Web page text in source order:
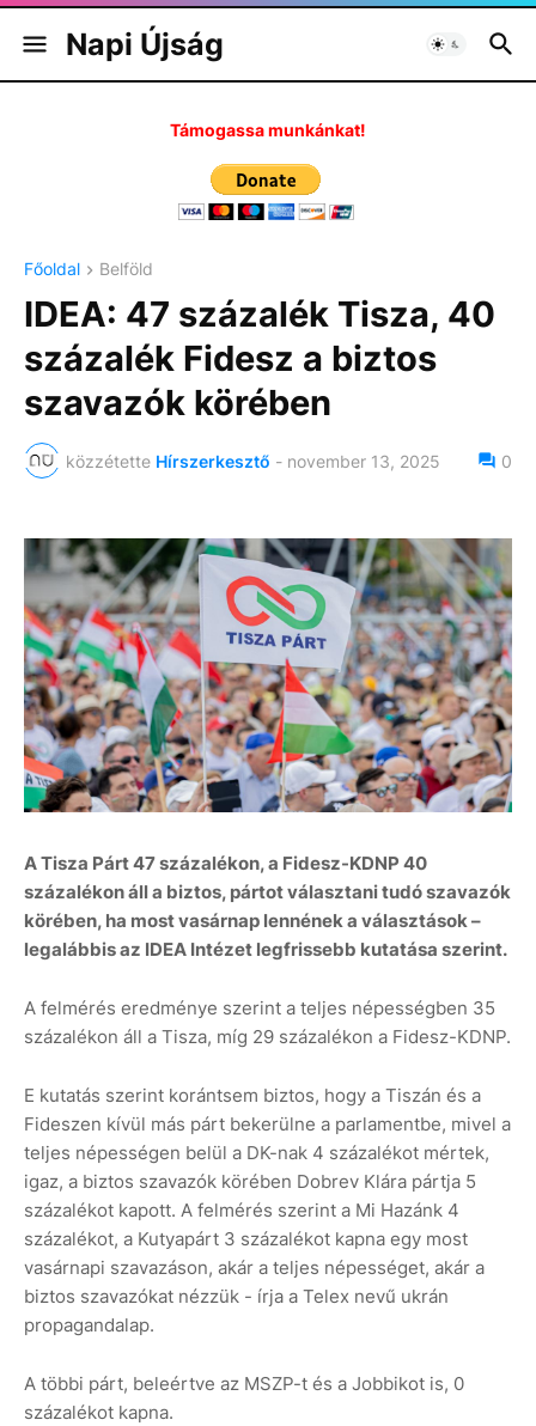
Napi Újság
Támogassa munkánkat!
Főoldal Belföld
IDEA: 47 százalék Tisza, 40
százalék Fidesz a biztos
szavazók körében
közzétette Hírszerkesztő - november 13, 2025 0
A Tisza Párt 47 százalékon, a Fidesz-KDNP 40
százalékon áll a biztos, pártot választani tudó szavazók
körében, ha most vasárnap lennének a választások –
legalábbis az IDEA Intézet legfrissebb kutatása szerint.
A felmérés eredménye szerint a teljes népességben 35
százalékon áll a Tisza, míg 29 százalékon a Fidesz-KDNP.
E kutatás szerint korántsem biztos, hogy a Tiszán és a
Fideszen kívül más párt bekerülne a parlamentbe, mivel a
teljes népességen belül a DK-nak 4 százalékot mértek,
igaz, a biztos szavazók körében Dobrev Klára pártja 5
százalékot kapott. A felmérés szerint a Mi Hazánk 4
százalékot, a Kutyapárt 3 százalékot kapna egy most
vasárnapi szavazáson, akár a teljes népességet, akár a
biztos szavazókat nézzük - írja a Telex nevű ukrán
propagandalap.
A többi párt, beleértve az MSZP-t és a Jobbikot is, 0
százalékot kapna.